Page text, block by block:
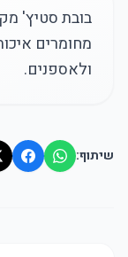
מחומרים
ולאספנים.
שיתוף: